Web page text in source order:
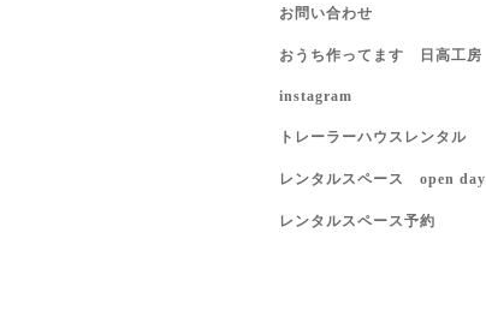
お問い合わせ
おうち作ってます 日高工房
instagram
トレーラーハウスレンタル
レンタルスペース open day
レンタルスペース予約